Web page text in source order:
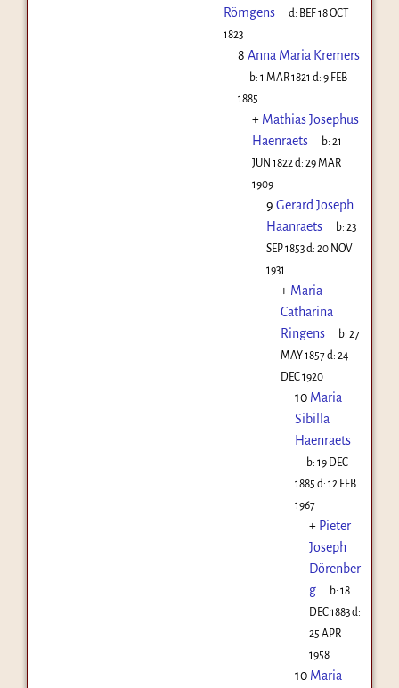
Römgens
d: BEF 18 OCT
1823
8 Anna Maria Kremers
b:1 MAR 1821 d:9 FEB
1885
+ Mathias Josephus
Haenraets
b:21
JUN 1822 d: 29 MAR
1909
9 Gerard Joseph
Haanraets
b:23
SEP 1853d: 20 NOV
1931
+ Maria
Catharina
Ringens
b:27
MAY 1857d: 24
DEC 1920
10 Maria
Sibilla
Haenraets
b:19 DEC
1885 d: 12 FEB
1967
+ Pieter
Joseph
Dörenber
g
b:18
DEC 1883d:
25 APR
1958
10 Maria